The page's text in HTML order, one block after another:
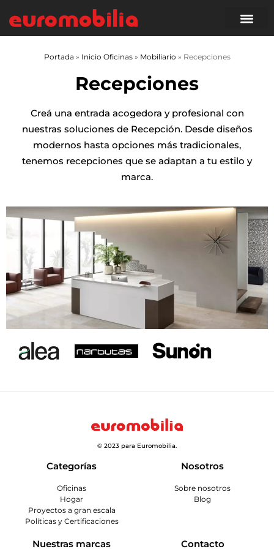
Portada » Inicio Oficinas» Mobiliario » Recepciones
Recepciones
Creá una entrada acogedora y profesional con
nuestras soluciones de Recepción. Desde diseños
modernos hasta opciones más tradicionales,
tenemos recepciones que se adaptan a tu estilo y
marca.
© 2023 para Euromobilia.
Categorías
Oficinas
Hogar
Proyectos a gran escala
Políticas y Certificaciones
Nosotros
Sobre nosotros
Blog
Nuestras marcas Contacto